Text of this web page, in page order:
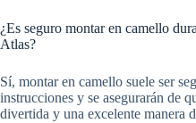
¿Es seguro montar en camello
Atlas?
Sí, montar en camello suele ser
instrucciones y se asegurarán de
divertida y una excelente manera